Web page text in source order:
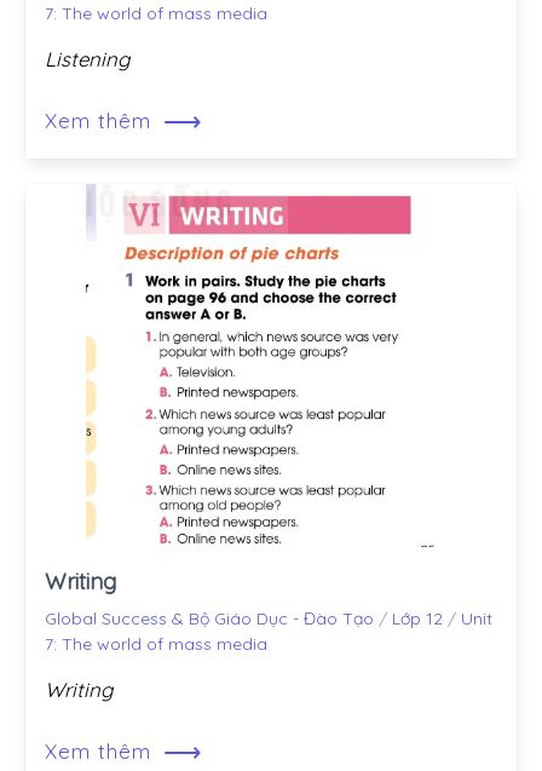
7: The world of mass media
Listening
Xem thêm ⟶
Writing
Global Success & Bộ Giáo Dục - Đào Tạo / Lớp 12 / Unit
7: The world of mass media
Writing
Xem thêm ⟶